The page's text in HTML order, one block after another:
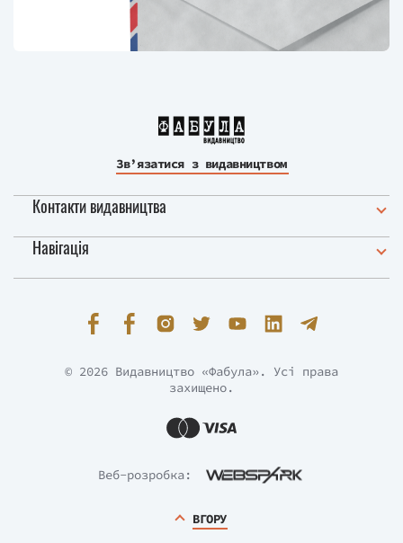
Зв’язатися з видавництвом
Контакти видавництва
Навігація
Веб-розробка:
© 2026 Видавництво «Фабула». Усі права
захищено.
ВГОРУ